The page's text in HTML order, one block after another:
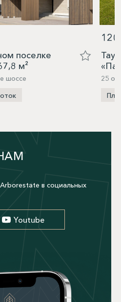
поселке
м²
шоссе
25
в социальных
Youtube